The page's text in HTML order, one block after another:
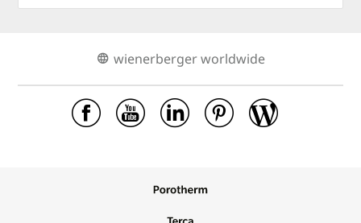
wienerberger worldwide